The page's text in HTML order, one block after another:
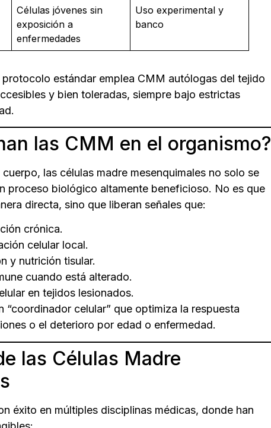
Células jóvenes sin
exposición a
enfermedades
Uso experimental y
banco
protocolo estándar emplea CMM autólogas del tejido
y bien toleradas, siempre bajo estrictas
las CMM en el organismo?
las células madre mesenquimales no solo se
proceso biológico altamente beneficioso. No es que
directa, sino que liberan señales que:
crónica.
celular local.
y nutrición tisular.
cuando está alterado.
en tejidos lesionados.
“coordinador celular” que optimiza la respuesta
o el deterioro por edad o enfermedad.
las Células Madre
éxito en múltiples disciplinas médicas, donde han